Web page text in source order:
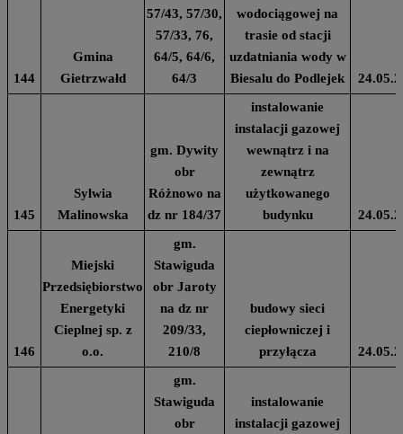
144
Gmina
Gietrzwałd
57/43, 57/30,
57/33, 76,
64/5, 64/6,
64/3
wodociągowej na
trasie od stacji
uzdatniania wody w
Biesalu do Podlejek
145
Sylwia
Malinowska
gm. Dywity
obr
Różnowo na
dz nr 184/37
instalowanie
instalacji gazowej
wewnątrz i na
zewnątrz
użytkowanego
budynku
146
Miejski
Przedsiębiorstwo
Energetyki
Cieplnej sp. z
o.o.
gm.
Stawiguda
obr Jaroty
na dz nr
209/33,
210/8
budowy sieci
ciepłowniczej i
przyłącza
gm.
Stawiguda
obr
instalowanie
instalacji gazowej